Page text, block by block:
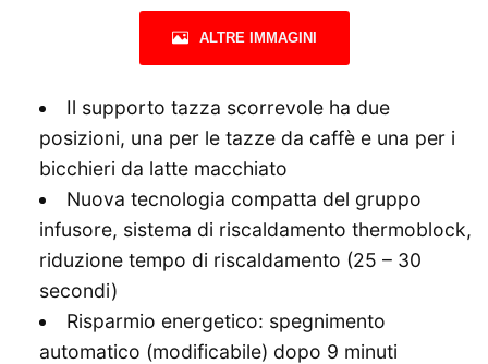
ALTRE IMMAGINI
Il supporto tazza scorrevole ha due
posizioni, una per le tazze da caffè e una per i
bicchieri da latte macchiato
Nuova tecnologia compatta del gruppo
infusore, sistema di riscaldamento thermoblock,
riduzione tempo di riscaldamento (25 – 30
secondi)
Risparmio energetico: spegnimento
automatico (modificabile) dopo 9 minuti